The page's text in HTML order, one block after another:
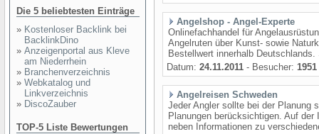
Die 5 beliebtesten Einträge
» Kostenloser Backlink bei
BacklinkDino
» Anzeigenportal aus Kleve
am Niederrhein
» Branchenverzeichnis
» Webkatalog und
Linkverzeichnis
» DiscoZauber
TOP-5 Liste Bewertungen
Angelshop - Angel-Experte
Onlinefachhandel für
Angelruten über Kunst- sowie
Bestellwert innerhalb
Datum: 24.11.2011 - Besucher: 1951
Angelreisen Schweden
Jeder Angler sollte bei der Planung
Planungen berücksichtigen. Auf
neben Informationen zu